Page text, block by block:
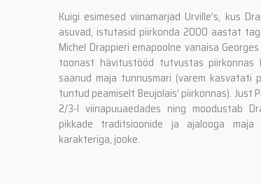
Kuigi esimesed viinamarjad Urville’s, kus
asuvad, istutasid piirkonda 2000 aastat
Michel Drappieri emapoolne vanaisa
toonast hävitustööd tutvustas piirkonnas
saanud maja tunnusmari (varem kasvatati
tuntud peamiselt Beujolais’ piirkonnas). Just
2/3-l viinapuuaedades ning moodustab
pikkade traditsioonide ja ajalooga
karakteriga, jooke.